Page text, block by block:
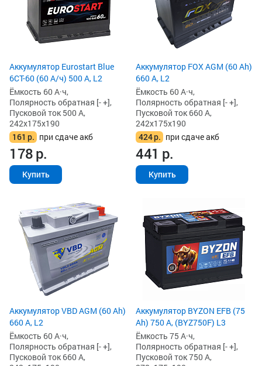
Аккумулятор Eurostart Blue
6CT-60 (60 А/ч) 500 А, L2
Ёмкость 60 А·ч,
Полярность обратная [- +],
Пусковой ток 500 А,
242x175x190
161 р. при сдаче акб
178р.
Купить
Аккумулятор FOX AGM (60 Ah)
660 А, L2
Ёмкость 60 А·ч,
Полярность обратная [- +],
Пусковой ток 660 А,
242x175x190
424р. при сдаче акб
441 р.
Купить
Аккумулятор VBD AGM (60 Ah)
660 А, L2
Ёмкость 60 А·ч,
Полярность обратная [- +],
Пусковой ток 660 А,
Аккумулятор BYZON EFB (75
Ah) 750 А, (BYZ750F) L3
Ёмкость 75 А·ч,
Полярность обратная [- +],
Пусковой ток 750 А,